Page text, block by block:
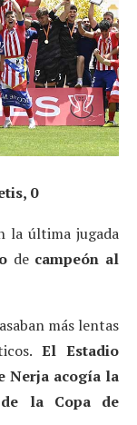
0
la última jugada
de campeón al
más lentas
El Estadio
Nerja acogía la
la Copa de